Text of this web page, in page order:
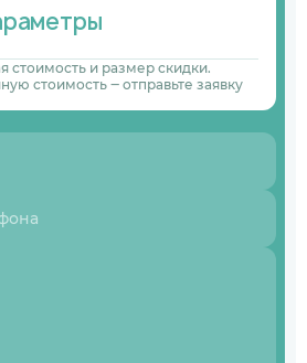
стоимость и размер скидки.
стоимость ‒ отправьте заявку